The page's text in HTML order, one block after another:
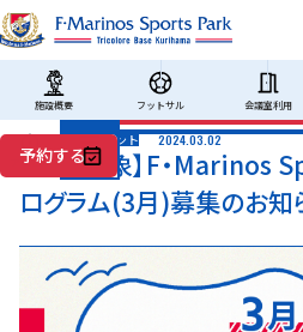
施設概要 フットサル 会議室利用
アクセス
予約する
プログラム、イベント 2024.03.02
【大人対象】F・Marinos
ログラム(3月)募集のお知